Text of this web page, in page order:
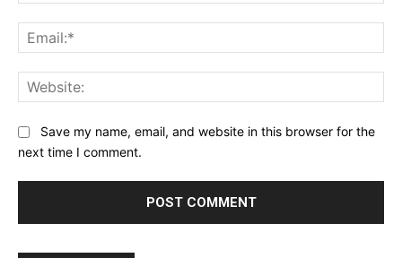
Save my name, email, and website in this browser for the
next time I comment.